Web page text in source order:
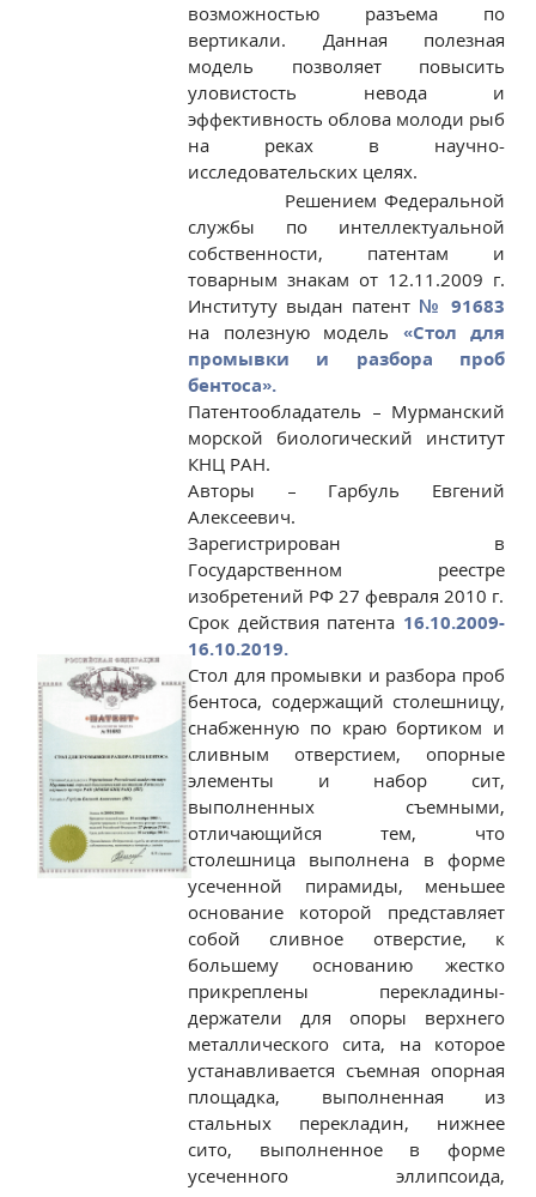
возможностью разъема по
вертикали. Данная полезная
модель позволяет повысить
уловистость невода и
эффективность облова молоди рыб
на реках в научно-
исследовательских целях.
Решением Федеральной
службы по интеллектуальной
собственности, патентам и
товарным знакам от 12.11.2009 г.
Институту выдан патент № 91683
на полезную модель «Стол для
промывки и разбора проб
бентоса».
Патентообладатель – Мурманский
морской биологический институт
КНЦ РАН.
Авторы – Гарбуль Евгений
Алексеевич.
Зарегистрирован в
Государственном реестре
изобретений РФ 27 февраля 2010 г.
Срок действия патента 16.10.2009-
16.10.2019.
Стол для промывки и разбора проб
бентоса, содержащий столешницу,
снабженную по краю бортиком и
сливным отверстием, опорные
элементы и набор сит,
выполненных съемными,
отличающийся тем, что
столешница выполнена в форме
усеченной пирамиды, меньшее
основание которой представляет
собой сливное отверстие, к
большему основанию жестко
прикреплены перекладины-
держатели для опоры верхнего
металлического сита, на которое
устанавливается съемная опорная
площадка, выполненная из
стальных перекладин, нижнее
сито, выполненное в форме
усеченного эллипсоида,